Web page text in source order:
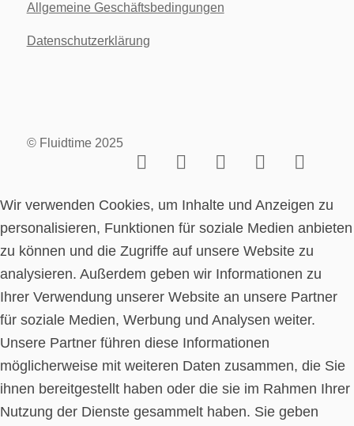
Allgemeine Geschäftsbedingungen
Datenschutzerklärung
© Fluidtime 2025
Wir verwenden Cookies, um Inhalte und Anzeigen zu
personalisieren, Funktionen für soziale Medien anbieten
zu können und die Zugriffe auf unsere Website zu
analysieren. Außerdem geben wir Informationen zu
Ihrer Verwendung unserer Website an unsere Partner
für soziale Medien, Werbung und Analysen weiter.
Unsere Partner führen diese Informationen
möglicherweise mit weiteren Daten zusammen, die Sie
ihnen bereitgestellt haben oder die sie im Rahmen Ihrer
Nutzung der Dienste gesammelt haben. Sie geben